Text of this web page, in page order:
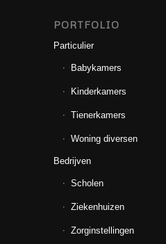
PORTFOLIO
Particulier
Babykamers
Kinderkamers
Tienerkamers
Woning diversen
Bedrijven
Scholen
Ziekenhuizen
Zorginstellingen